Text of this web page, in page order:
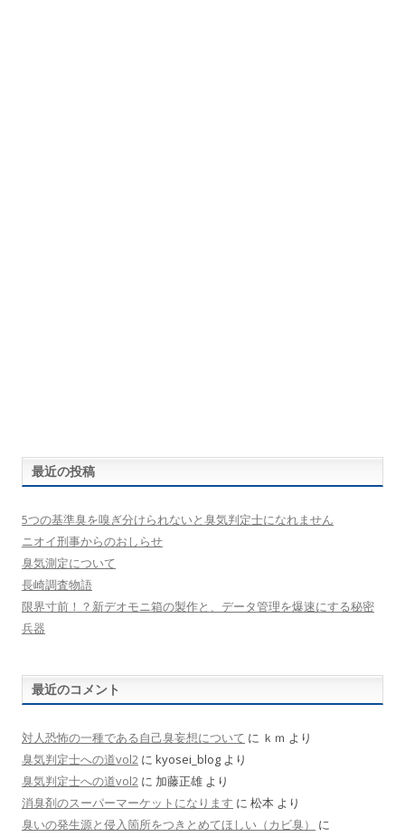
最近の投稿
5つの基準臭を嗅ぎ分けられないと臭気判定士になれません
ニオイ刑事からのおしらせ
臭気測定について
長崎調査物語
限界寸前！？新デオモニ箱の製作と、データ管理を爆速にする秘密
兵器
最近のコメント
対人恐怖の一種である自己臭妄想について に ｋｍ より
臭気判定士への道vol2 に kyosei_blog より
臭気判定士への道vol2 に 加藤正雄 より
消臭剤のスーパーマーケットになります に 松本 より
臭いの発生源と侵入箇所をつきとめてほしい（カビ臭）
に